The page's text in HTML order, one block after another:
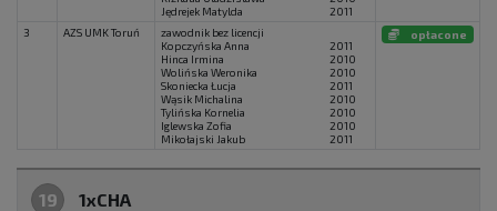
Jędrejek Matylda
2011
3 AZS UMK Toruń
zawodnik bez licencji
Kopczyńska Anna
2011
Hinca Irmina
2010
Wolińska Weronika
2010
Skoniecka Łucja
2011
Wąsik Michalina
2010
Tylińska Kornelia
2010
Iglewska Zofia
2010
Mikołajski Jakub
2011
opłacone
19 1xCHA